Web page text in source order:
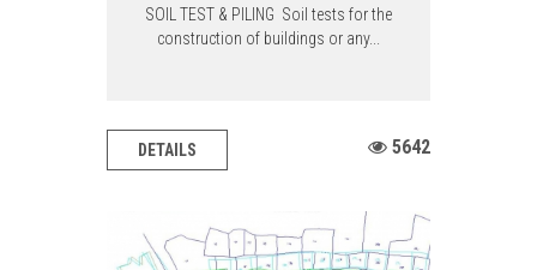
SOIL TEST & PILING Soil tests for the
construction of buildings or any...
DETAILS 5642